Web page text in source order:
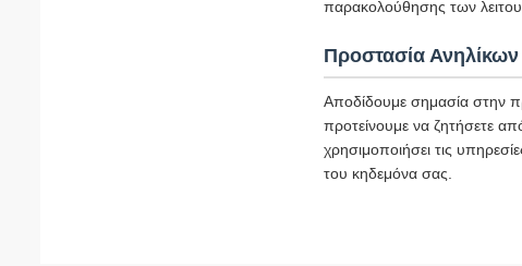
παρακολούθησης των
Προστασία Ανηλίκων
Αποδίδουμε σημασία στην
προτείνουμε να ζητήσετε
χρησιμοποιήσει τις
του κηδεμόνα σας.